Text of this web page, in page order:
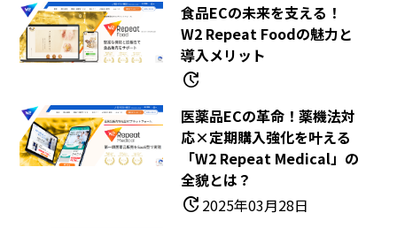
食品ECの未来を支える！
W2 Repeat Foodの魅力と
導入メリット
update
医薬品ECの革命！薬機法対
応×定期購入強化を叶える
「W2 Repeat Medical」の
全貌とは？
update2025年03月28日